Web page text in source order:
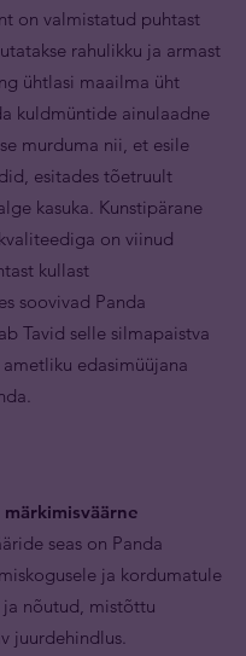
on valmistatud puhtast
rahulikku ja armast
ühtlasi maailma üht
kuldmüntide ainulaadne
murduma nii, et esile
esitades tõetruult
kasuka. Kunstipärane
on viinud
kullast
soovivad Panda
Tavid selle silmapaistva
edasimüüjana
seas on Panda
ja kordumatule
ja nõutud, mistõttu
juurdehindlus.